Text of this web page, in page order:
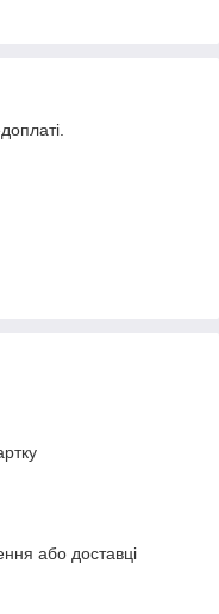
або доставці